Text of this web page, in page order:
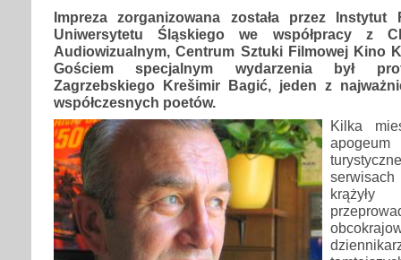
Impreza zorganizowana została przez Instytut
Uniwersytetu Śląskiego we współpracy z
Audiowizualnym, Centrum Sztuki Filmowej Kino
Gościem specjalnym wydarzenia był
Zagrzebskiego Krešimir Bagić, jeden z
współczesnych poetów.
Kilka
apogeum